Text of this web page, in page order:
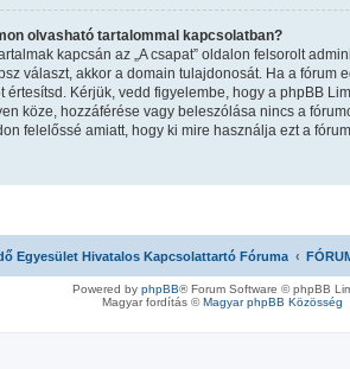
olvasható tartalommal kapcsolatban?
kapcsán az „A csapat” oldalon felsorolt
választ, akkor a domain tulajdonosát. Ha a fórum
értesítsd. Kérjük, vedd figyelembe, hogy a phpBB
köze, hozzáférése vagy beleszólása nincs a
felelőssé amiatt, hogy ki mire használja ezt a
Egyesület Hivatalos Kapcsolattartó Fóruma
Powered by phpBB® Forum Software © phpBB
Magyar fordítás ©Magyar phpBB Közösség